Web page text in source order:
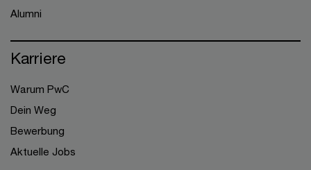
Alumni
Karriere
Warum PwC
Dein Weg
Bewerbung
Aktuelle Jobs